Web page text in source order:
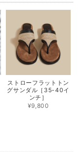
ストローフラットトン
グサンダル［35-40イ
ンチ］
¥9,800